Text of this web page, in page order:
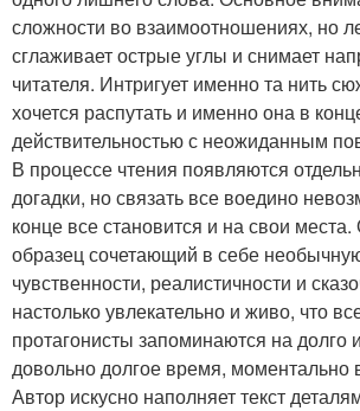
сложности во взаимоотношениях, но
сглаживает острые углы и снимает
читателя. Интригует именно та нить
хочется распутать и именно она в
действительностью с неожиданным
В процессе чтения появляются
догадки, но связать все воедино
конце все становится и на свои
образец сочетающий в себе
чувственности, реалистичности и
настолько увлекательно и живо, что
протагонисты запоминаются на долго
довольно долгое время, моментально
Автор искусно наполняет текст